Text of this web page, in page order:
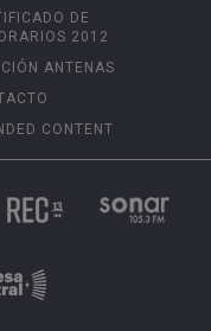
DE
2012
ANTENAS
CONTENT